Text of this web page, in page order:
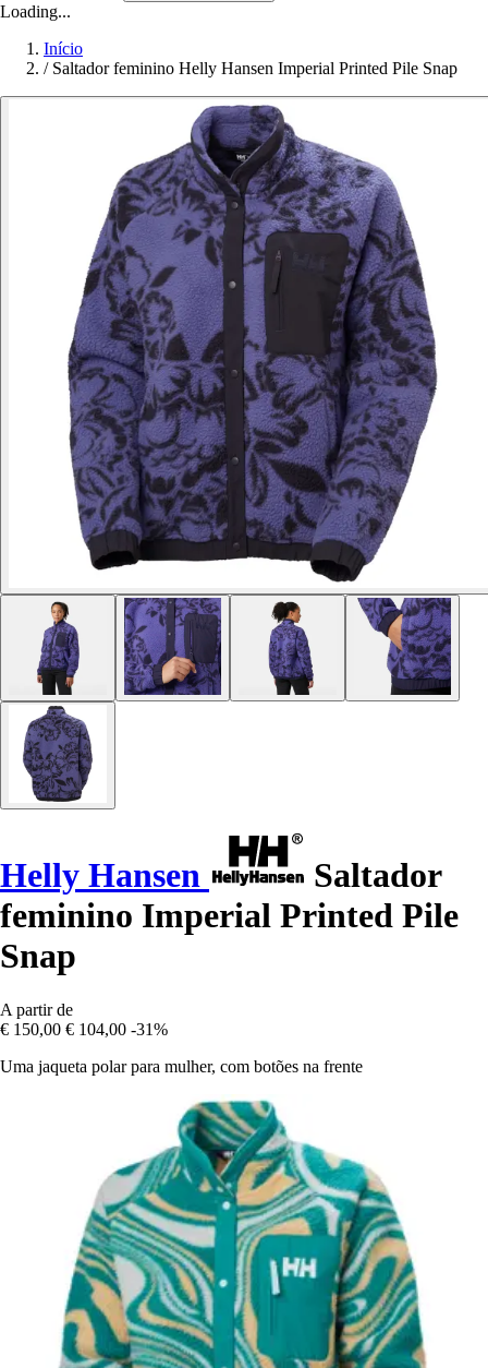
Loading...
Início
/ Saltador feminino Helly Hansen Imperial Printed Pile Snap
Helly Hansen
Saltador
feminino Imperial Printed Pile
Snap
A partir de
€ 150,00 € 104,00 -31%
Uma jaqueta polar para mulher, com botões na frente